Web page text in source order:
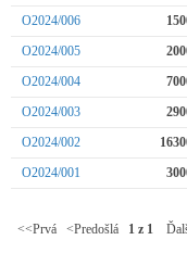
O2024/006
O2024/005
O2024/004
O2024/003
O2024/002
O2024/001
<<Prvá <Predošlá 1 z 1